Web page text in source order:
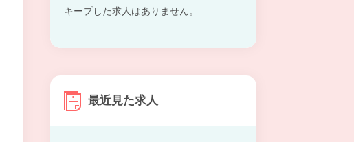
キープした求人はありません。
最近見た求人